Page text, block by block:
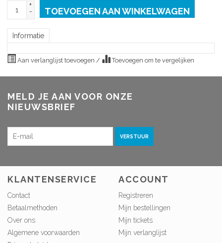
+
-
TOEVOEGEN AAN WINKELWAGEN
Informatie
Aan verlanglijst toevoegen / Toevoegen om te vergelijken
MELD JE AAN VOOR ONZE
NIEUWSBRIEF
VERSTUUR
KLANTENSERVICE
Contact
Betaalmethoden
Over ons
Algemene voorwaarden
ACCOUNT
Registreren
Mijn bestellingen
Mijn tickets
Mijn verlanglijst